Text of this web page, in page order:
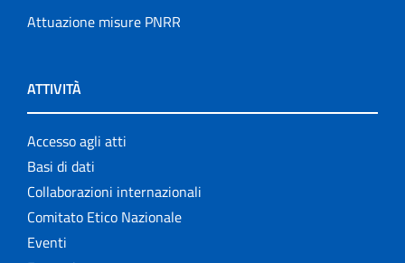
Attuazione misure PNRR
ATTIVITÀ
Accesso agli atti
Basi di dati
Collaborazioni internazionali
Comitato Etico Nazionale
Eventi